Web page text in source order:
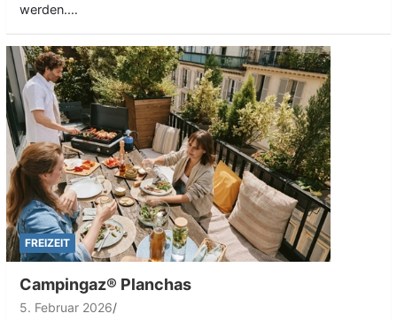
werden.…
FREIZEIT
Campingaz® Planchas
5. Februar 2026